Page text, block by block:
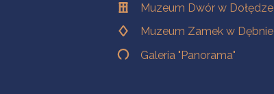
Muzeum Dwór w Dołędze
Muzeum Zamek w Dębnie
Galeria "Panorama"